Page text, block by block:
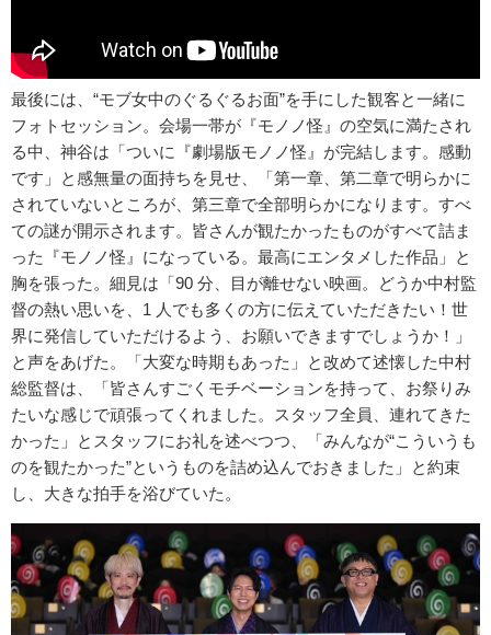
最後には、“モブ女中のぐるぐるお面”を手にした観客と一緒に
フォトセッション。会場一帯が『モノノ怪』の空気に満たされ
る中、神谷は「ついに『劇場版モノノ怪』が完結します。感動
です」と感無量の面持ちを見せ、「第一章、第二章で明らかに
されていないところが、第三章で全部明らかになります。すべ
ての謎が開示されます。皆さんが観たかったものがすべて詰ま
った『モノノ怪』になっている。最高にエンタメした作品」と
胸を張った。細見は「90 分、目が離せない映画。どうか中村監
督の熱い思いを、1 人でも多くの方に伝えていただきたい！世
界に発信していただけるよう、お願いできますでしょうか！」
と声をあげた。「大変な時期もあった」と改めて述懐した中村
総監督は、「皆さんすごくモチベーションを持って、お祭りみ
たいな感じで頑張ってくれました。スタッフ全員、連れてきた
かった」とスタッフにお礼を述べつつ、「みんなが“こういうも
のを観たかった”というものを詰め込んでおきました」と約束
し、大きな拍手を浴びていた。